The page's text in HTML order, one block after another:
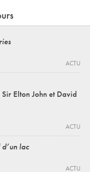
ACTU
Elton John et David
ACTU
lac
ACTU